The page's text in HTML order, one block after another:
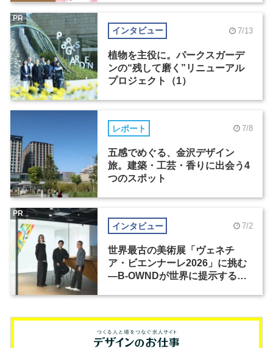
インタビュー 7/13
植物を主役に。パークスガーデ
ンの“残して磨く”リニューアル
プロジェクト（1）
PR
レポート 7/8
五感でめぐる、金沢デザイン
旅。建築・工芸・香りに出会う4
つのスポット
インタビュー 7/2
世界最古の美術展「ヴェネチ
ア・ビエンナーレ2026」に挑む
―B-OWNDが世界に提示する美
PR